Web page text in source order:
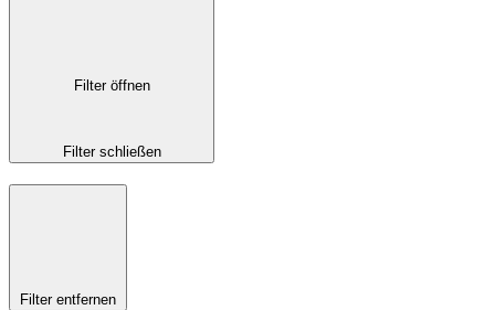
Filter öffnen
Filter schließen
Filter entfernen